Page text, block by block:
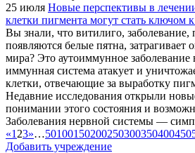
25 июля Новые перспективы в
клетки пигмента могут стать ключом
Вы знали, что витилиго, заболевание,
появляются белые пятна, затрагивает
мира? Это аутоиммунное заболевание
иммунная система атакует и
клетки, отвечающие за выработку
Недавние исследования открыли
понимании этого состояния и
Заболевания нервной системы —
«1 23»…50100150200250300350400450
Добавить учреждение